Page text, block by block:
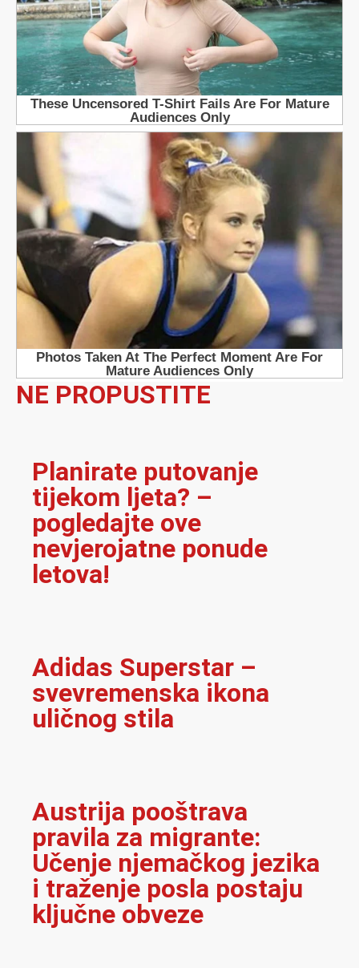
NE PROPUSTITE
Planirate putovanje
tijekom ljeta? –
pogledajte ove
nevjerojatne ponude
letova!
Adidas Superstar –
svevremenska ikona
uličnog stila
Austrija pooštrava
pravila za migrante:
Učenje njemačkog jezika
i traženje posla postaju
ključne obveze